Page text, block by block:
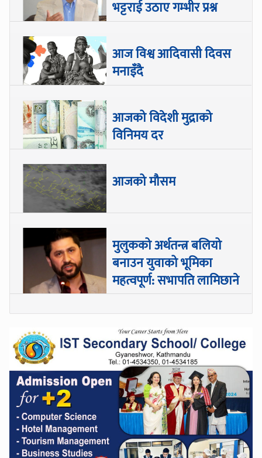
भट्टराई उठाए गम्भीर प्रश्न
आज विश्व आदिवासी दिवस
मनाइँदै
आजको विदेशी मुद्राको
विनिमय दर
आजको मौसम
मुलुकको अर्थतन्त्र बलियो
बनाउन युवाको भूमिका
महत्वपूर्ण: सभापति लामिछाने